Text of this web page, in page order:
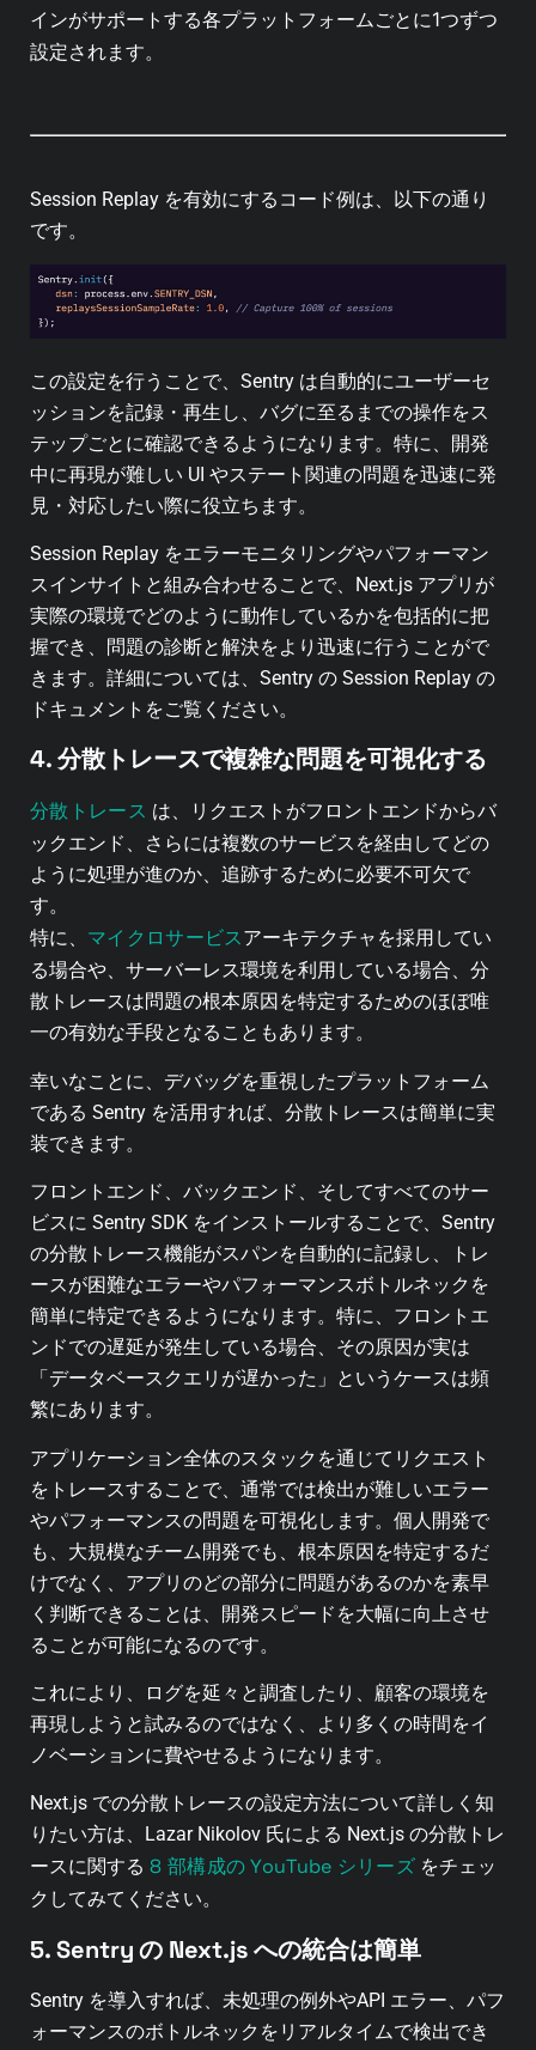
インがサポートする各プラットフォームごとに1つずつ
設定されます。
Session Replay を有効にするコード例は、以下の通り
です。
この設定を行うことで、Sentry は自動的にユーザーセ
ッションを記録・再生し、バグに至るまでの操作をス
テップごとに確認できるようになります。 特に、開発
中に再現が難しい UI やステート関連の問題を迅速に発
見・対応したい際に役立ちます。
Session Replay をエラーモニタリングやパフォーマン
スインサイトと組み合わせることで、Next.js アプリが
実際の環境でどのように動作しているかを包括的に把
握でき、問題の診断と解決をより迅速に行うことがで
きます。詳細については、Sentry の Session Replay の
ドキュメントをご覧ください。
4. 分散トレースで複雑な問題を可視化する
分散トレース は、リクエストがフロントエンドからバ
ックエンド、さらには複数のサービスを経由してどの
ように処理が進のか、追跡するために必要不可欠で
す。
特に、 マイクロサービスアーキテクチャを採用してい
る場合や、サーバーレス環境を利用している場合、分
散トレースは問題の根本原因を特定するためのほぼ唯
一の有効な手段となることもあります。
幸いなことに、デバッグを重視したプラットフォーム
である Sentry を活用すれば、分散トレースは簡単に実
装できます。
フロントエンド、バックエンド、そしてすべてのサー
ビスに Sentry SDK をインストールすることで、Sentry
の分散トレース機能がスパンを自動的に記録し、トレ
ースが困難なエラーやパフォーマンスボトルネックを
簡単に特定できるようになります。 特に、フロントエ
ンドでの遅延が発生している場合、その原因が実は
「データベースクエリが遅かった」というケースは頻
繁にあります。
アプリケーション全体のスタックを通じてリクエスト
をトレースすることで、通常では検出が難しいエラー
やパフォーマンスの問題を可視化します。 個人開発で
も、大規模なチーム開発でも、根本原因を特定するだ
けでなく、アプリのどの部分に問題があるのかを素早
く判断できることは、開発スピードを大幅に向上させ
ることが可能になるのです。
これにより、ログを延々と調査したり、顧客の環境を
再現しようと試みるのではなく、より多くの時間をイ
ノベーションに費やせるようになります。
Next.js での分散トレースの設定方法について詳しく知
りたい方は、Lazar Nikolov 氏による Next.js の分散トレ
ースに関する 8 部構成の YouTube シリーズ をチェッ
クしてみてください。
5. Sentry の Next.js への統合は簡単
Sentry を導入すれば、未処理の例外やAPI エラー、パフ
ォーマンスのボトルネックをリアルタイムで検出でき